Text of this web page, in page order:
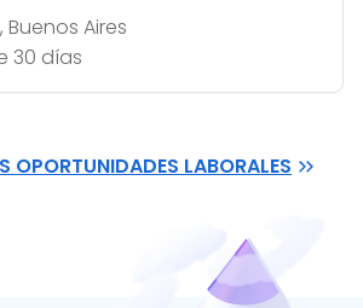
Aires
30 días
OPORTUNIDADES LABORALES